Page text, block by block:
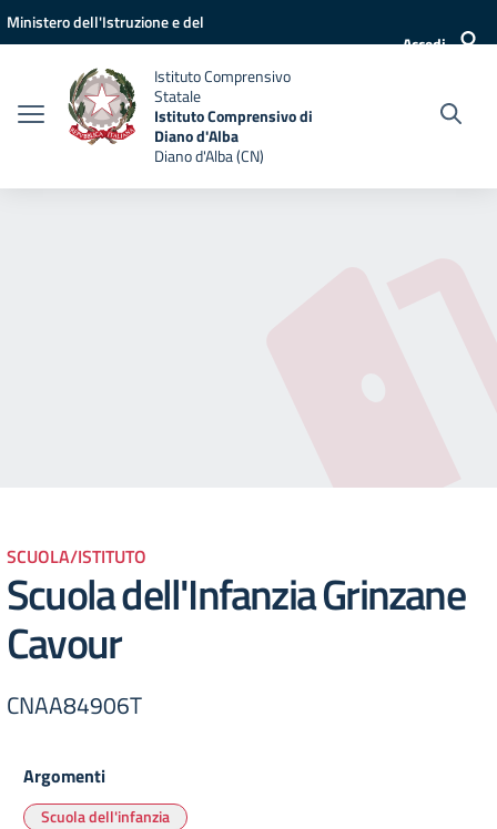
Vai ai contenuti
Vai al menu di navigazione
Vai al footer
Ministero dell'Istruzione e del
Accedi
Istituto Comprensivo
Statale
Istituto Comprensivo di
Diano d'Alba
Diano d'Alba (CN)
SCUOLA/ISTITUTO
Scuola dell'Infanzia Grinzane
Cavour
CNAA84906T
Argomenti
Scuola dell'infanzia